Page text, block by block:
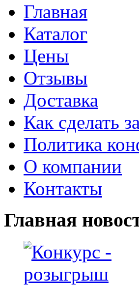
Главная
Каталог
Цены
Отзывы
Доставка
Как сделать
Политика
О компании
Контакты
Главная